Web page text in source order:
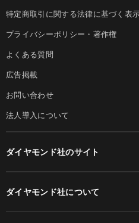
特定商取引に関する法律に基づく表
プライバシーポリシー・著作権
よくある質問
広告掲載
お問い合わせ
法人導入について
ダイヤモンド社のサイト
ダイヤモンド社について